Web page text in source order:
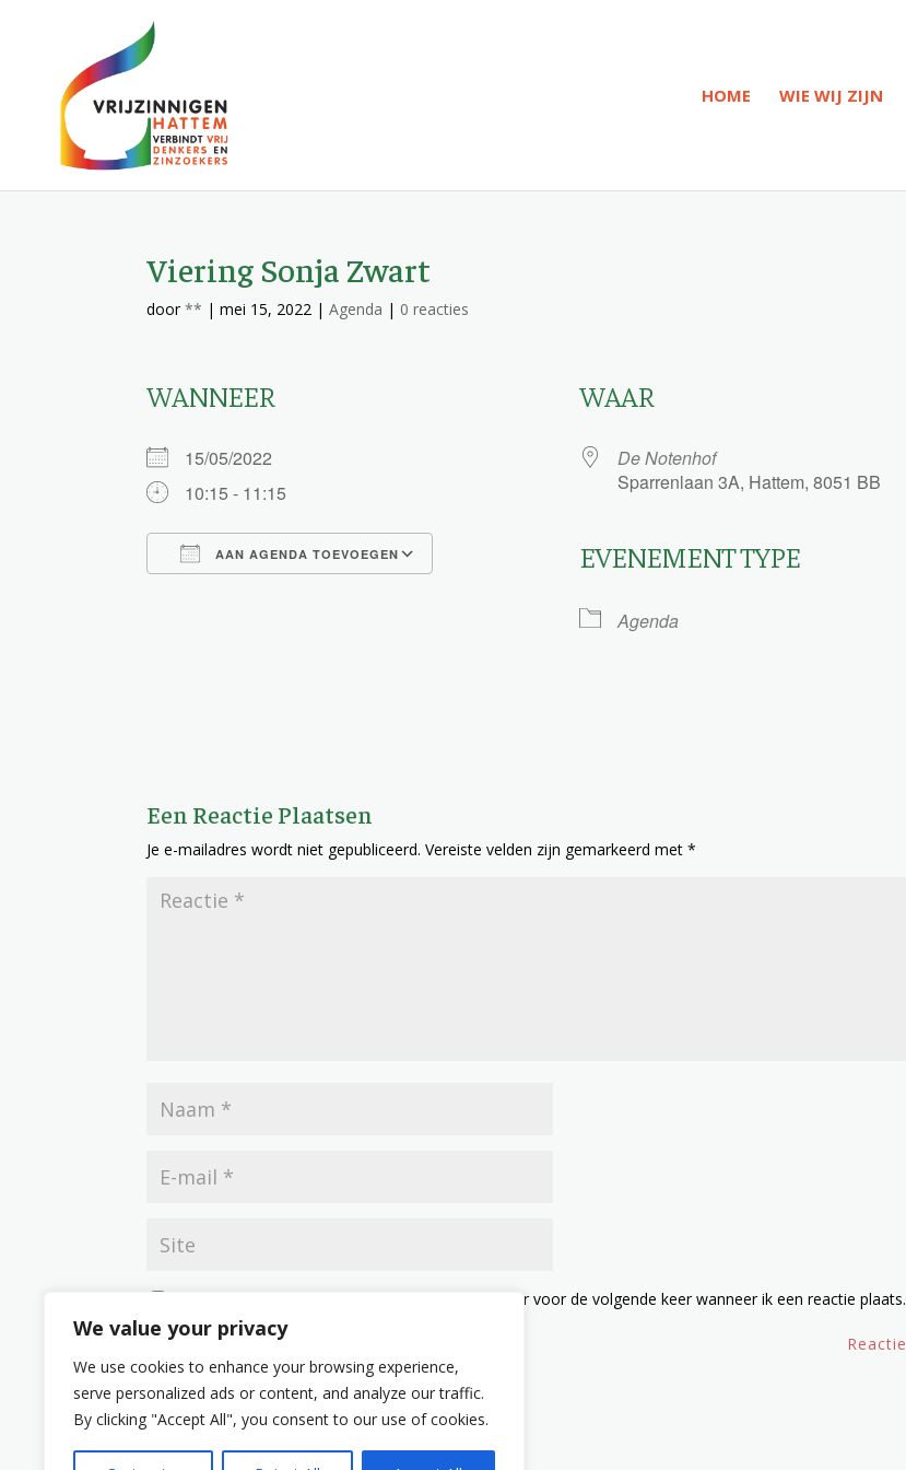
We value your privacy
We use cookies to enhance your browsing experience,
serve personalized ads or content, and analyze our traffic.
By clicking "Accept All", you consent to our use of cookies.
HOME WIE WIJ ZIJN
Viering Sonja Zwart
door** |mei 15, 2022 |Agenda | 0 reacties
WANNEER
15/05/2022
10:15 - 11:15
AAN AGENDA TOEVOEGEN
WAAR
De Notenhof
Sparrenlaan 3A, Hattem, 8051 BB
EVENEMENT TYPE
Agenda
Een Reactie Plaatsen
Je e-mailadres wordt niet gepubliceerd. Vereiste velden zijn gemarkeerd met*
Mijn naam, e-mail en site opslaan in deze browser voor de volgende keer wanneer ik een reactie plaats.